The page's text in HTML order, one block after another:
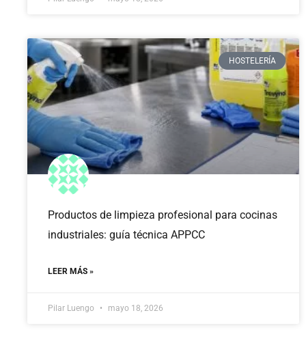
HOSTELERÍA
Productos de limpieza profesional para cocinas
industriales: guía técnica APPCC
LEER MÁS »
Pilar Luengo mayo 18, 2026